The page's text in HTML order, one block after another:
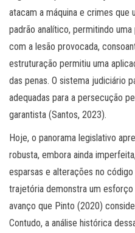
atacam a máquina e crimes que
padrão analítico, permitindo
com a lesão provocada,
estruturação permitiu uma
das penas. O sistema judiciário
adequadas para a persecução
garantista (Santos, 2023).
Hoje, o panorama legislativo
robusta, embora ainda
esparsas e alterações no
trajetória demonstra um
avanço que Pinto (2020)
Contudo, a análise histórica